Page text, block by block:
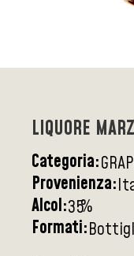
LIQUORE
Categoria:
Provenienza:
Alcol:35%
Formati: